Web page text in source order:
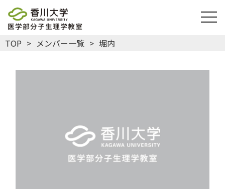
TOP メンバー一覧 堀内